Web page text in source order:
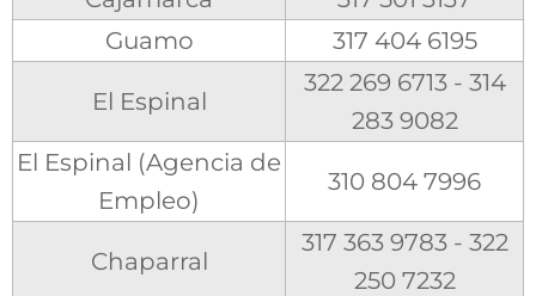
Guamo
317 404 6195
El Espinal
322 269 6713 - 314
283 9082
El Espinal (Agencia de
Empleo)
310 804 7996
Chaparral
317 363 9783 - 322
250 7232